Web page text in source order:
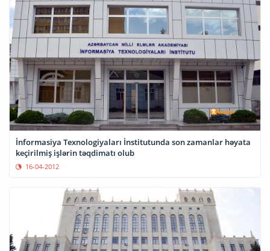
İnformasiya Texnologiyaları İnstitutunda son zamanlar həyata
keçirilmiş işlərin təqdimatı olub
16-04-2012